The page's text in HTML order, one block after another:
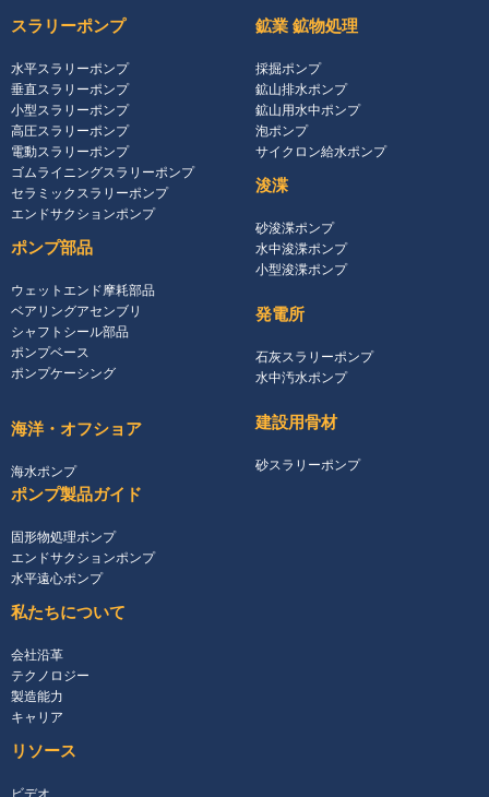
スラリーポンプ
水平スラリーポンプ
垂直スラリーポンプ
小型スラリーポンプ
高圧スラリーポンプ
電動スラリーポンプ
ゴムライニングスラリーポンプ
セラミックスラリーポンプ
エンドサクションポンプ
ポンプ部品
ウェットエンド摩耗部品
ベアリングアセンブリ
シャフトシール部品
ポンプベース
ポンプケーシング
海洋・オフショア
海水ポンプ
鉱業 鉱物処理
採掘ポンプ
鉱山排水ポンプ
鉱山用水中ポンプ
泡ポンプ
サイクロン給水ポンプ
浚渫
砂浚渫ポンプ
水中浚渫ポンプ
小型浚渫ポンプ
発電所
石灰スラリーポンプ
水中汚水ポンプ
建設用骨材
砂スラリーポンプ
ポンプ製品ガイド
固形物処理ポンプ
エンドサクションポンプ
水平遠心ポンプ
私たちについて
会社沿革
テクノロジー
製造能力
キャリア
リソース